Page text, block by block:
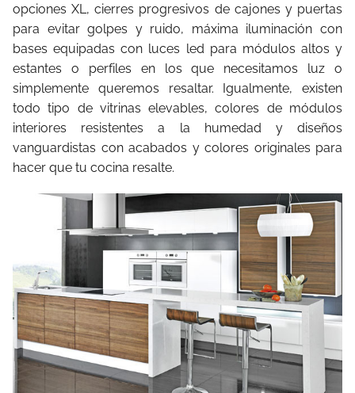
opciones XL, cierres progresivos de cajones y puertas
para evitar golpes y ruido, máxima iluminación con
bases equipadas con luces led para módulos altos y
estantes o perfiles en los que necesitamos luz o
simplemente queremos resaltar. Igualmente, existen
todo tipo de vitrinas elevables, colores de módulos
interiores resistentes a la humedad y diseños
vanguardistas con acabados y colores originales para
hacer que tu cocina resalte.